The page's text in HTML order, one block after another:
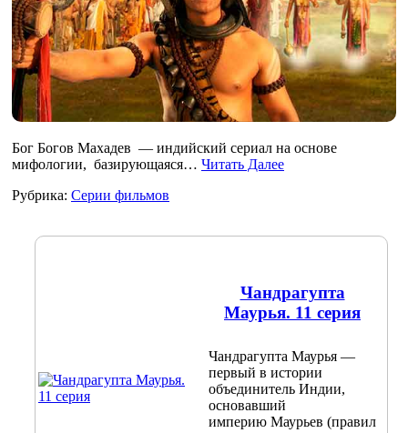
Бог Богов Махадев — индийский сериал на основе
мифологии, базирующаяся… Читать Далее
Рубрика: Серии фильмов
Чандрагупта
Маурья. 11 серия
Чандрагупта Маурья —
первый в истории
объединитель Индии,
основавший
империю Маурьев (правил